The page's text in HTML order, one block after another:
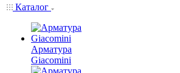
Каталог
Арматура
Giacomini